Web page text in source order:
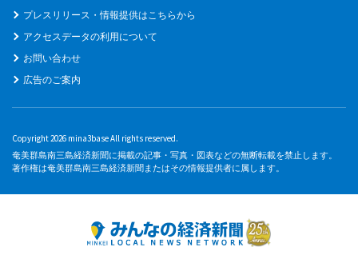
プレスリリース・情報提供はこちらから
アクセスデータの利用について
お問い合わせ
広告のご案内
Copyright 2026 mina3base All rights reserved.
奄美群島南三島経済新聞に掲載の記事・写真・図表などの無断転載を禁止します。
著作権は奄美群島南三島経済新聞またはその情報提供者に属します。